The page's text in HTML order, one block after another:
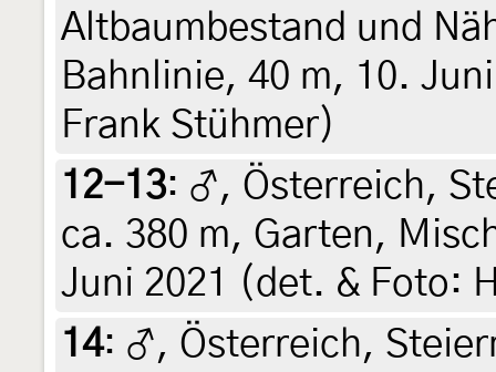
Altbaumbestand und
Bahnlinie, 40 m, 10.
Frank Stühmer)
12-13: ♂, Österreich,
ca. 380 m, Garten,
Juni 2021 (det. & Foto:
14: ♂, Österreich,